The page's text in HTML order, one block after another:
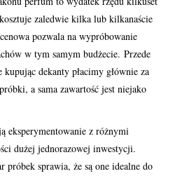
zaledwie kilka lub kilkanaście
pozwala na wypróbowanie
w tym samym budżecie. Przede
dekanty płacimy głównie za
a sama zawartość jest niejako
eksperymentowanie z różnymi
dużej jednorazowej inwestycji.
sprawia, że są one idealne do